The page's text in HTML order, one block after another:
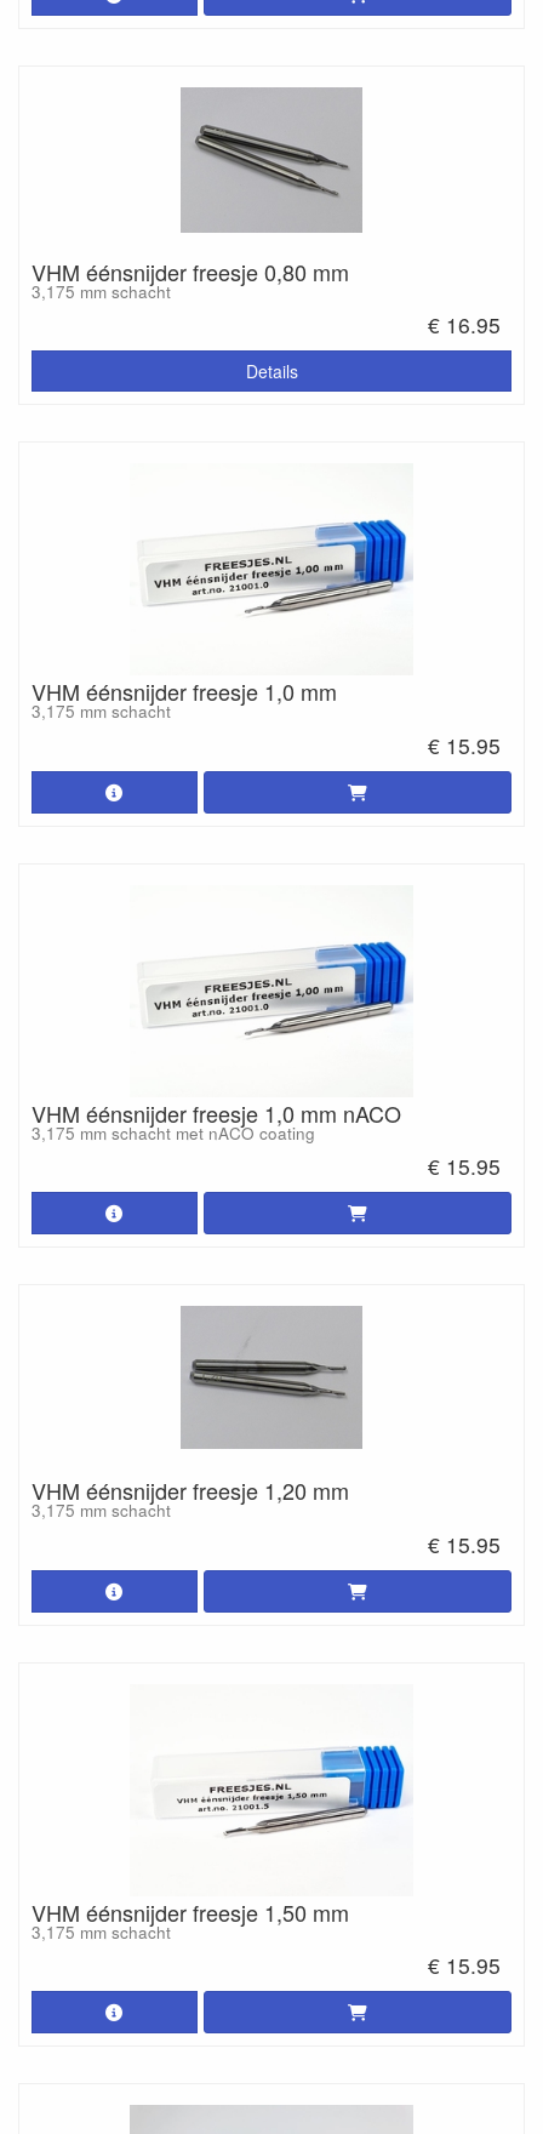
VHM éénsnijder freesje 0,80 mm
3,175 mm schacht
€ 16.95
Details
VHM éénsnijder freesje 1,0 mm
3,175 mm schacht
€ 15.95
VHM éénsnijder freesje 1,0 mm nACO
3,175 mm schacht met nACO coating
€ 15.95
VHM éénsnijder freesje 1,20 mm
3,175 mm schacht
€ 15.95
VHM éénsnijder freesje 1,50 mm
3,175 mm schacht
€ 15.95